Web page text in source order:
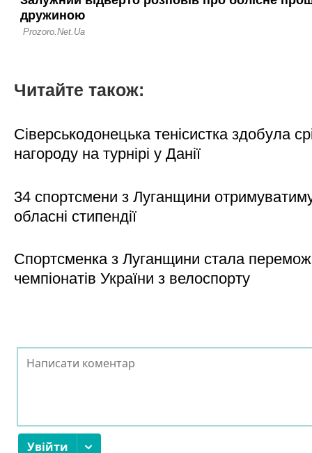
Читайте також:
Сіверськодонецька тенісистка здобула
нагороду на турнірі у Данії
34 спортсмени з Луганщини
обласні стипендії
Спортсменка з Луганщини стала
чемпіонатів України з велоспорту